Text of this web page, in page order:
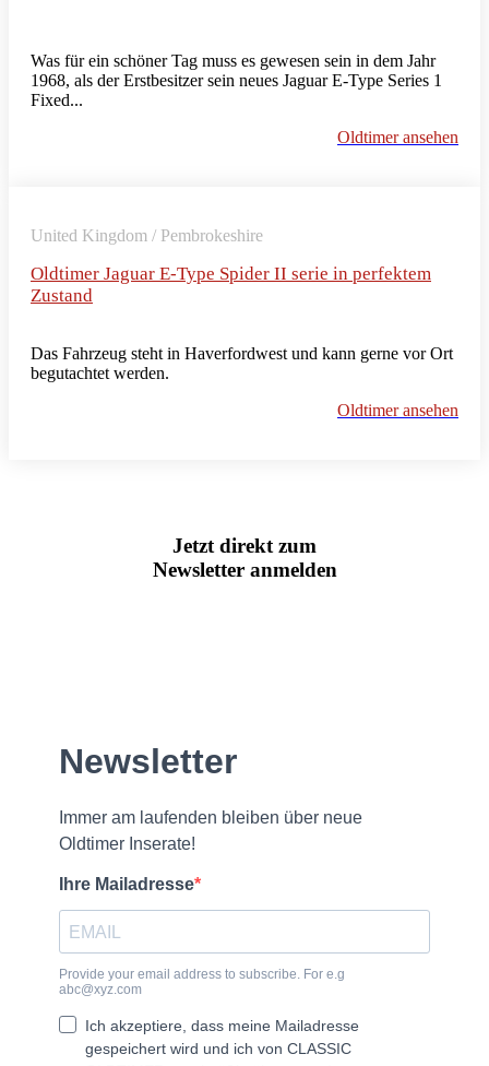
Was für ein schöner Tag muss es gewesen sein in dem Jahr
1968, als der Erstbesitzer sein neues Jaguar E-Type Series 1
Fixed...
Oldtimer ansehen
United Kingdom / Pembrokeshire
Oldtimer Jaguar E-Type Spider II serie in perfektem
Zustand
Das Fahrzeug steht in Haverfordwest und kann gerne vor Ort
begutachtet werden.
Oldtimer ansehen
Jetzt direkt zum
Newsletter anmelden